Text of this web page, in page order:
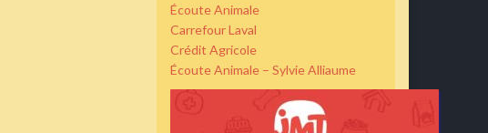
Écoute Animale
Carrefour Laval
Crédit Agricole
Écoute Animale – Sylvie Alliaume